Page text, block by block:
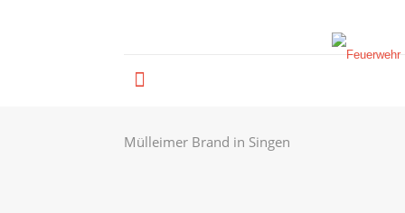
Mülleimer Brand in Singen